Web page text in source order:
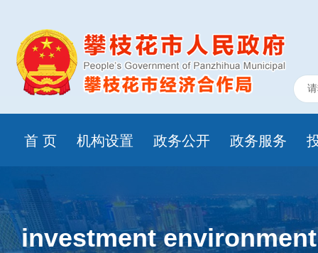
首 页 机构设置 政务公开 政务服务
investment environment